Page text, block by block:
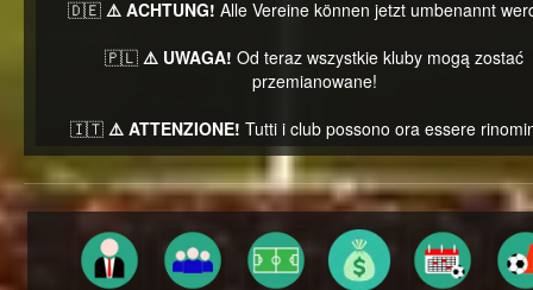
🇩🇪 ⚠️ ACHTUNG! Alle Vereine können jetzt umbenannt
🇵🇱 ⚠️ UWAGA! Od teraz wszystkie kluby mogą zostać
przemianowane!
🇮🇹 ⚠️ ATTENZIONE! Tutti i club possono ora essere